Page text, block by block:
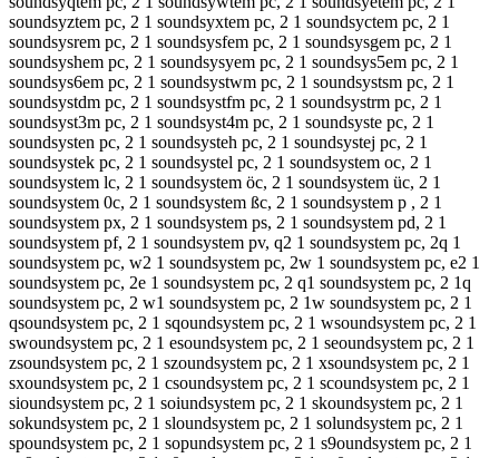
soundsyztem pc, 2 1 soundsyxtem pc, 2 1 soundsyctem pc, 2 1
soundsysrem pc, 2 1 soundsysfem pc, 2 1 soundsysgem pc, 2 1
soundsyshem pc, 2 1 soundsysyem pc, 2 1 soundsys5em pc, 2 1
soundsys6em pc, 2 1 soundsystwm pc, 2 1 soundsystsm pc, 2 1
soundsystdm pc, 2 1 soundsystfm pc, 2 1 soundsystrm pc, 2 1
soundsyst3m pc, 2 1 soundsyst4m pc, 2 1 soundsyste pc, 2 1
soundsysten pc, 2 1 soundsysteh pc, 2 1 soundsystej pc, 2 1
soundsystek pc, 2 1 soundsystel pc, 2 1 soundsystem oc, 2 1
soundsystem lc, 2 1 soundsystem öc, 2 1 soundsystem üc, 2 1
soundsystem 0c, 2 1 soundsystem ßc, 2 1 soundsystem p , 2 1
soundsystem px, 2 1 soundsystem ps, 2 1 soundsystem pd, 2 1
soundsystem pf, 2 1 soundsystem pv, q2 1 soundsystem pc, 2q 1
soundsystem pc, w2 1 soundsystem pc, 2w 1 soundsystem pc, e2 1
soundsystem pc, 2e 1 soundsystem pc, 2 q1 soundsystem pc, 2 1q
soundsystem pc, 2 w1 soundsystem pc, 2 1w soundsystem pc, 2 1
qsoundsystem pc, 2 1 sqoundsystem pc, 2 1 wsoundsystem pc, 2 1
swoundsystem pc, 2 1 esoundsystem pc, 2 1 seoundsystem pc, 2 1
zsoundsystem pc, 2 1 szoundsystem pc, 2 1 xsoundsystem pc, 2 1
sxoundsystem pc, 2 1 csoundsystem pc, 2 1 scoundsystem pc, 2 1
sioundsystem pc, 2 1 soiundsystem pc, 2 1 skoundsystem pc, 2 1
sokundsystem pc, 2 1 sloundsystem pc, 2 1 solundsystem pc, 2 1
spoundsystem pc, 2 1 sopundsystem pc, 2 1 s9oundsystem pc, 2 1